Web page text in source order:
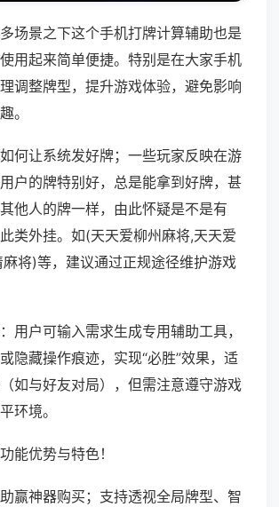
场景之下这个手机打牌计算辅助也是
用起来简单便捷。特别是在大家手机
调整牌型，提升游戏体验，避免影响
。
何让系统发好牌；一些玩家反映在游
户的牌特别好，总是能拿到好牌，甚
他人的牌一样，由此怀疑是不是有
类外挂。如(天天爱柳州麻将,天天爱
将)等，建议通过正规途径维护游戏
用户可输入需求生成专用辅助工具，
隐藏操作痕迹，实现“必胜”效果，适
如与好友对局），但需注意遵守游戏
环境。
能优势与特色！
赢神器购买；支持透视全局牌型、智